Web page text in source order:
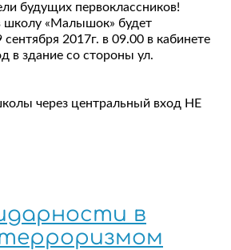
будущих первоклассников!
школу «Малышок» будет
2017г. в 09.00 в кабинете
в здание со стороны ул.
через центральный вход НЕ
в